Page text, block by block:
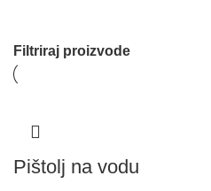
Filtriraj proizvode
Pištolj na vodu